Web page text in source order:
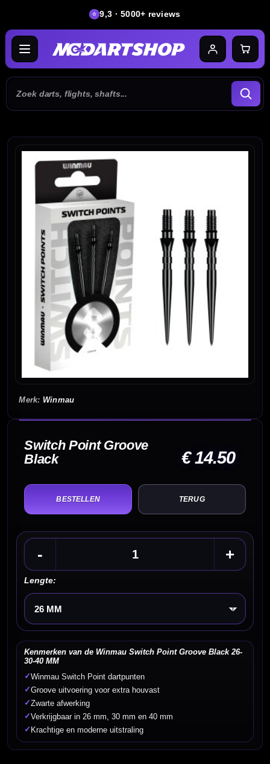
9,3 · 5000+ reviews
Winmau
Switch Point Groove
Black
€ 14.50
TERUG
- +
Lengte:
Kies een optie
Kenmerken van de Winmau Switch Point Groove Black 26-
30-40 MM
✓Winmau Switch Point dartpunten
✓Groove uitvoering voor extra houvast
✓Zwarte afwerking
✓Verkrijgbaar in 26 mm, 30 mm en 40 mm
✓ Krachtige en moderne uitstraling